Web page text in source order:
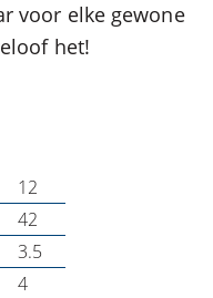
voor elke gewone
het!
12
42
3.5
4